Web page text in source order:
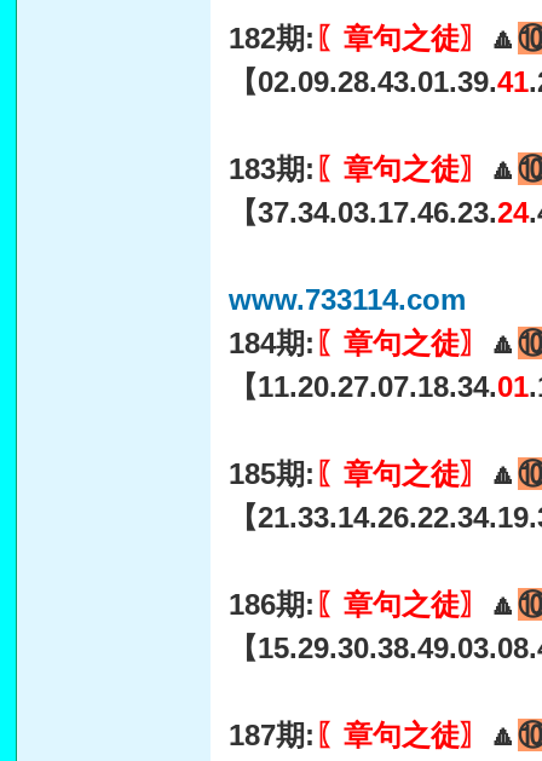
182期: 〖章句之徒〗 🔼⑩
【02.09.28.43.01.39.41
183期: 〖章句之徒〗 🔼⑩
【37.34.03.17.46.23.24
www.733114.com
184期: 〖章句之徒〗 🔼⑩
【11.20.27.07.18.34.01
185期: 〖章句之徒〗 🔼⑩
【
186期: 〖章句之徒〗 🔼⑩
【
187期: 〖章句之徒〗 🔼⑩